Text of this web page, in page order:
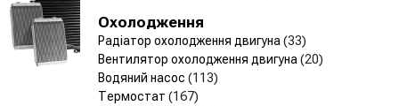
Охолодження
Радіатор охолодження двигуна (33)
Вентилятор охолодження двигуна (20)
Водяний насос (113)
Термостат (167)